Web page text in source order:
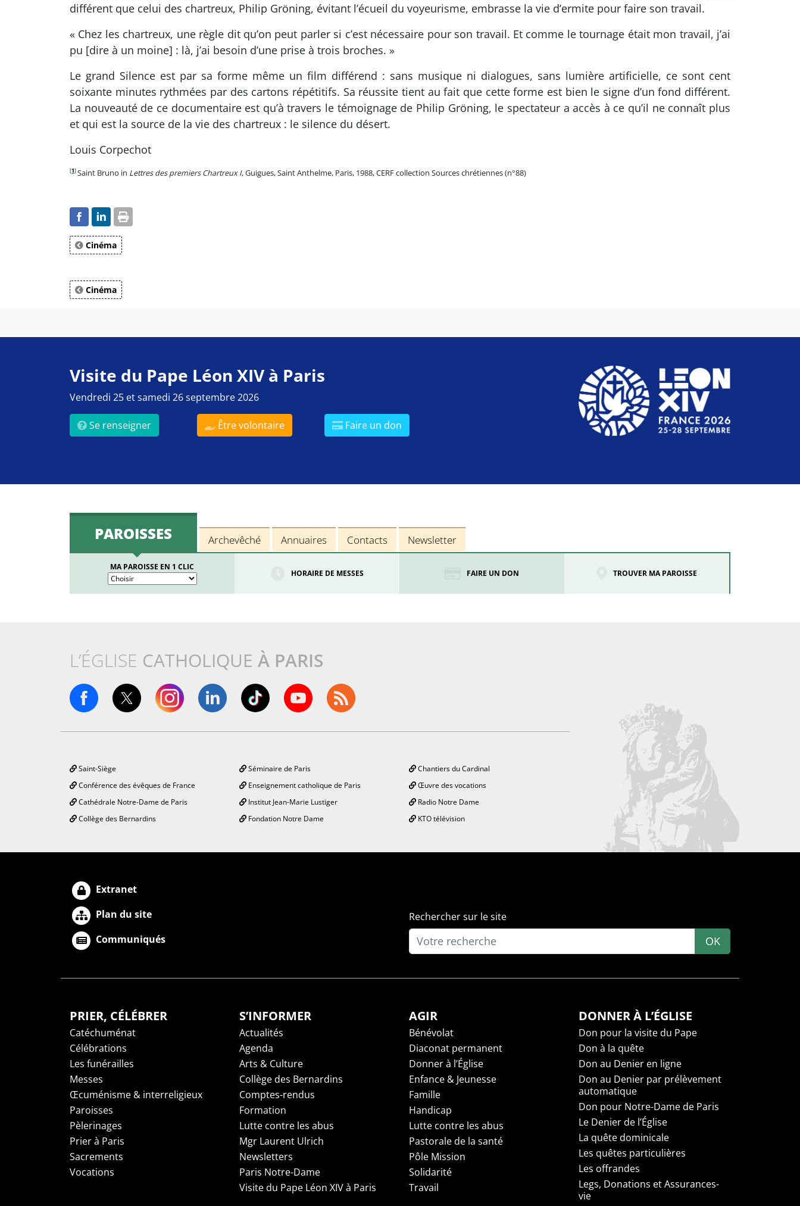
différent que celui des chartreux, Philip Gröning, évitant l’écueil du voyeurisme, embrasse la vie d’ermite pour faire son travail.
« Chez les chartreux, une règle dit qu’on peut parler si c’est nécessaire pour son travail. Et comme le tournage était mon travail, j’ai
pu [dire à un moine] : là, j’ai besoin d’une prise à trois broches. »
Le grand Silence est par sa forme même un film différend : sans musique ni dialogues, sans lumière artificielle, ce sont cent
soixante minutes rythmées par des cartons répétitifs. Sa réussite tient au fait que cette forme est bien le signe d’un fond différent.
La nouveauté de ce documentaire est qu’à travers le témoignage de Philip Gröning, le spectateur a accès à ce qu’il ne connaît plus
et qui est la source de la vie des chartreux : le silence du désert.
Louis Corpechot
[1]Saint Bruno in Lettres des premiers Chartreux I, Guigues, Saint Anthelme, Paris, 1988, CERF collection Sources chrétiennes (n°88)
Cinéma
Cinéma
Visite du Pape Léon XIV à Paris
Vendredi 25 et samedi 26 septembre 2026
Se renseigner Être volontaire Faire un don
PAROISSES Archevêché Annuaires Contacts Newsletter
MA PAROISSE EN 1 CLIC
HORAIRE DE MESSES FAIRE UN DON TROUVER MA PAROISSE
L’ÉGLISE CATHOLIQUE À PARIS
Saint-Siège
Conférence des évêques de France
Cathédrale Notre-Dame de Paris
Collège des Bernardins
Séminaire de Paris
Enseignement catholique de Paris
Institut Jean-Marie Lustiger
Fondation Notre Dame
Chantiers du Cardinal
Œuvre des vocations
Radio Notre Dame
KTO télévision
Extranet
Plan du site
Communiqués
Rechercher sur le site
OK
PRIER, CÉLÉBRER
Catéchuménat
Célébrations
Les funérailles
Messes
Œcuménisme & interreligieux
Paroisses
Pèlerinages
Prier à Paris
Sacrements
Vocations
S’INFORMER
Actualités
Agenda
Arts & Culture
Collège des Bernardins
Comptes-rendus
Formation
Lutte contre les abus
Mgr Laurent Ulrich
Newsletters
Paris Notre-Dame
Visite du Pape Léon XIV à Paris
AGIR
Bénévolat
Diaconat permanent
Donner à l’Église
Enfance & Jeunesse
Famille
Handicap
Lutte contre les abus
Pastorale de la santé
Pôle Mission
Solidarité
Travail
DONNER À L’ÉGLISE
Don pour la visite du Pape
Don à la quête
Don au Denier en ligne
Don au Denier par prélèvement
automatique
Don pour Notre-Dame de Paris
Le Denier de l’Église
La quête dominicale
Les quêtes particulières
Les offrandes
Legs, Donations et Assurances-
vie